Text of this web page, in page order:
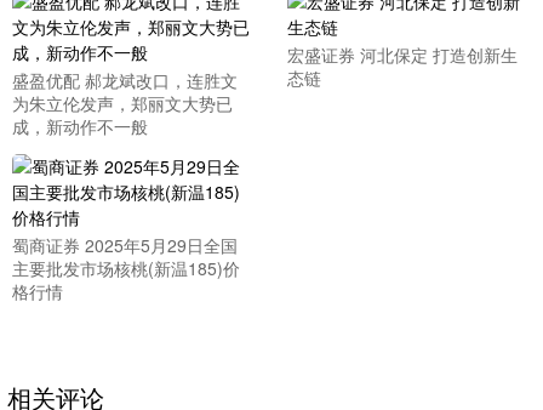
盛盈优配 郝龙斌改口，连胜文
为朱立伦发声，郑丽文大势已
成，新动作不一般
宏盛证券 河北保定 打造创新生
态链
蜀商证券 2025年5月29日全国
主要批发市场核桃(新温185)价
格行情
相关评论